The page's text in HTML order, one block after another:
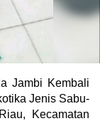
Jambi Kembali
Jenis Sabu-
Kecamatan